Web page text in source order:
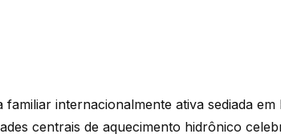
internacionalmente ativa sediada em
centrais de aquecimento hidrônico